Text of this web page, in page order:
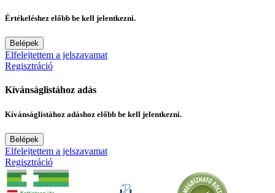
Értékeléshez előbb be kell jelentkezni.
Belépek
Elfelejtettem a jelszavamat
Regisztráció
Kívánságlistához adás
Kívánságlistához adáshoz előbb be kell jelentkezni.
Belépek
Elfelejtettem a jelszavamat
Regisztráció